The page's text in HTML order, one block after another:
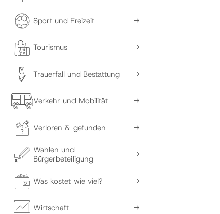
Sport und Freizeit
Tourismus
Trauerfall und Bestattung
Verkehr und Mobilität
Verloren & gefunden
Wahlen und
Bürgerbeteiligung
Was kostet wie viel?
Wirtschaft